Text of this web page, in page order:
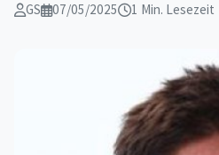
GS 07/05/2025 1 Min. Lesezeit